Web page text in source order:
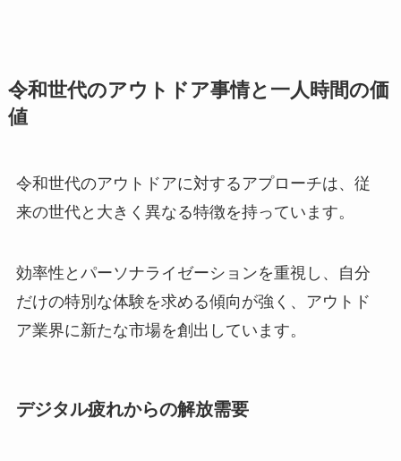
令和世代のアウトドア事情と一人時間の価
値
令和世代のアウトドアに対するアプローチは、従
来の世代と大きく異なる特徴を持っています。
効率性とパーソナライゼーションを重視し、自分
だけの特別な体験を求める傾向が強く、アウトド
ア業界に新たな市場を創出しています。
デジタル疲れからの解放需要